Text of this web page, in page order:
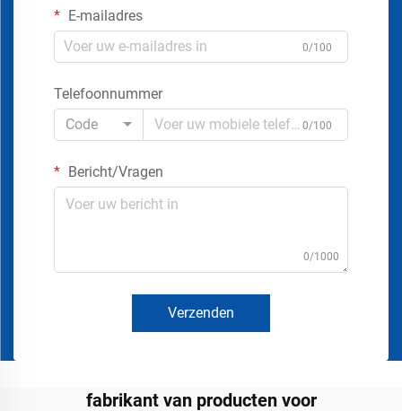
E-mailadres
0/100
Telefoonnummer
Code
0/100
Bericht/Vragen
0/1000
Verzenden
fabrikant van producten voor